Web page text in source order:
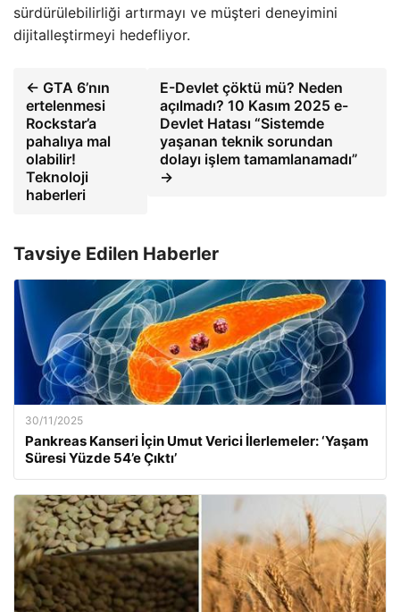
sürdürülebilirliği artırmayı ve müşteri deneyimini
dijitalleştirmeyi hedefliyor.
← GTA 6’nın
ertelenmesi
Rockstar’a
pahalıya mal
olabilir!
Teknoloji
haberleri
E-Devlet çöktü mü? Neden
açılmadı? 10 Kasım 2025 e-
Devlet Hatası “Sistemde
yaşanan teknik sorundan
dolayı işlem tamamlanamadı”
→
Tavsiye Edilen Haberler
30/11/2025
Pankreas Kanseri İçin Umut Verici İlerlemeler: ‘Yaşam
Süresi Yüzde 54’e Çıktı’